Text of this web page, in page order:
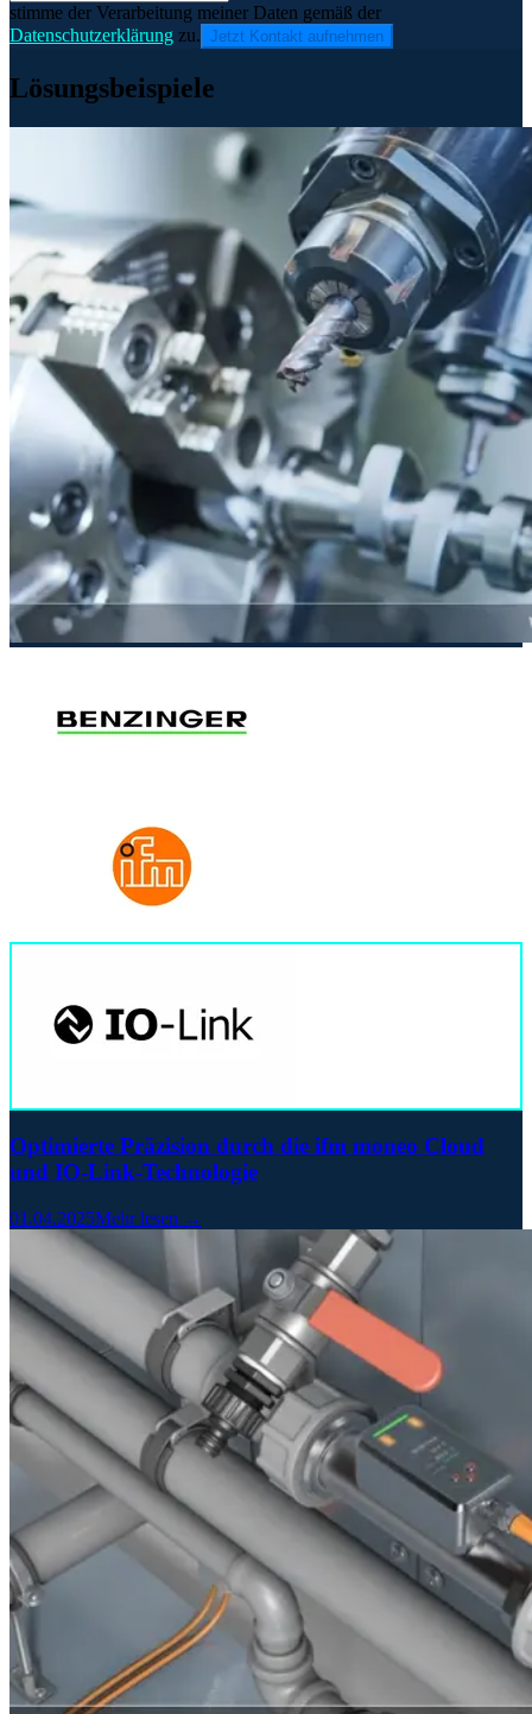
stimme der Verarbeitung meiner Daten gemäß der
Datenschutzerklärung zu. Jetzt Kontakt aufnehmen
Lösungsbeispiele
Optimierte Präzision durch die ifm moneo Cloud
und IO-Link-Technologie
01.04.2025Mehr lesen →